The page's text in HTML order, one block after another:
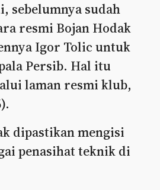
sebelumnya sudah
resmi Bojan Hodak
Igor Tolic untuk
Persib. Hal itu
laman resmi klub,
dipastikan mengisi
penasihat teknik di